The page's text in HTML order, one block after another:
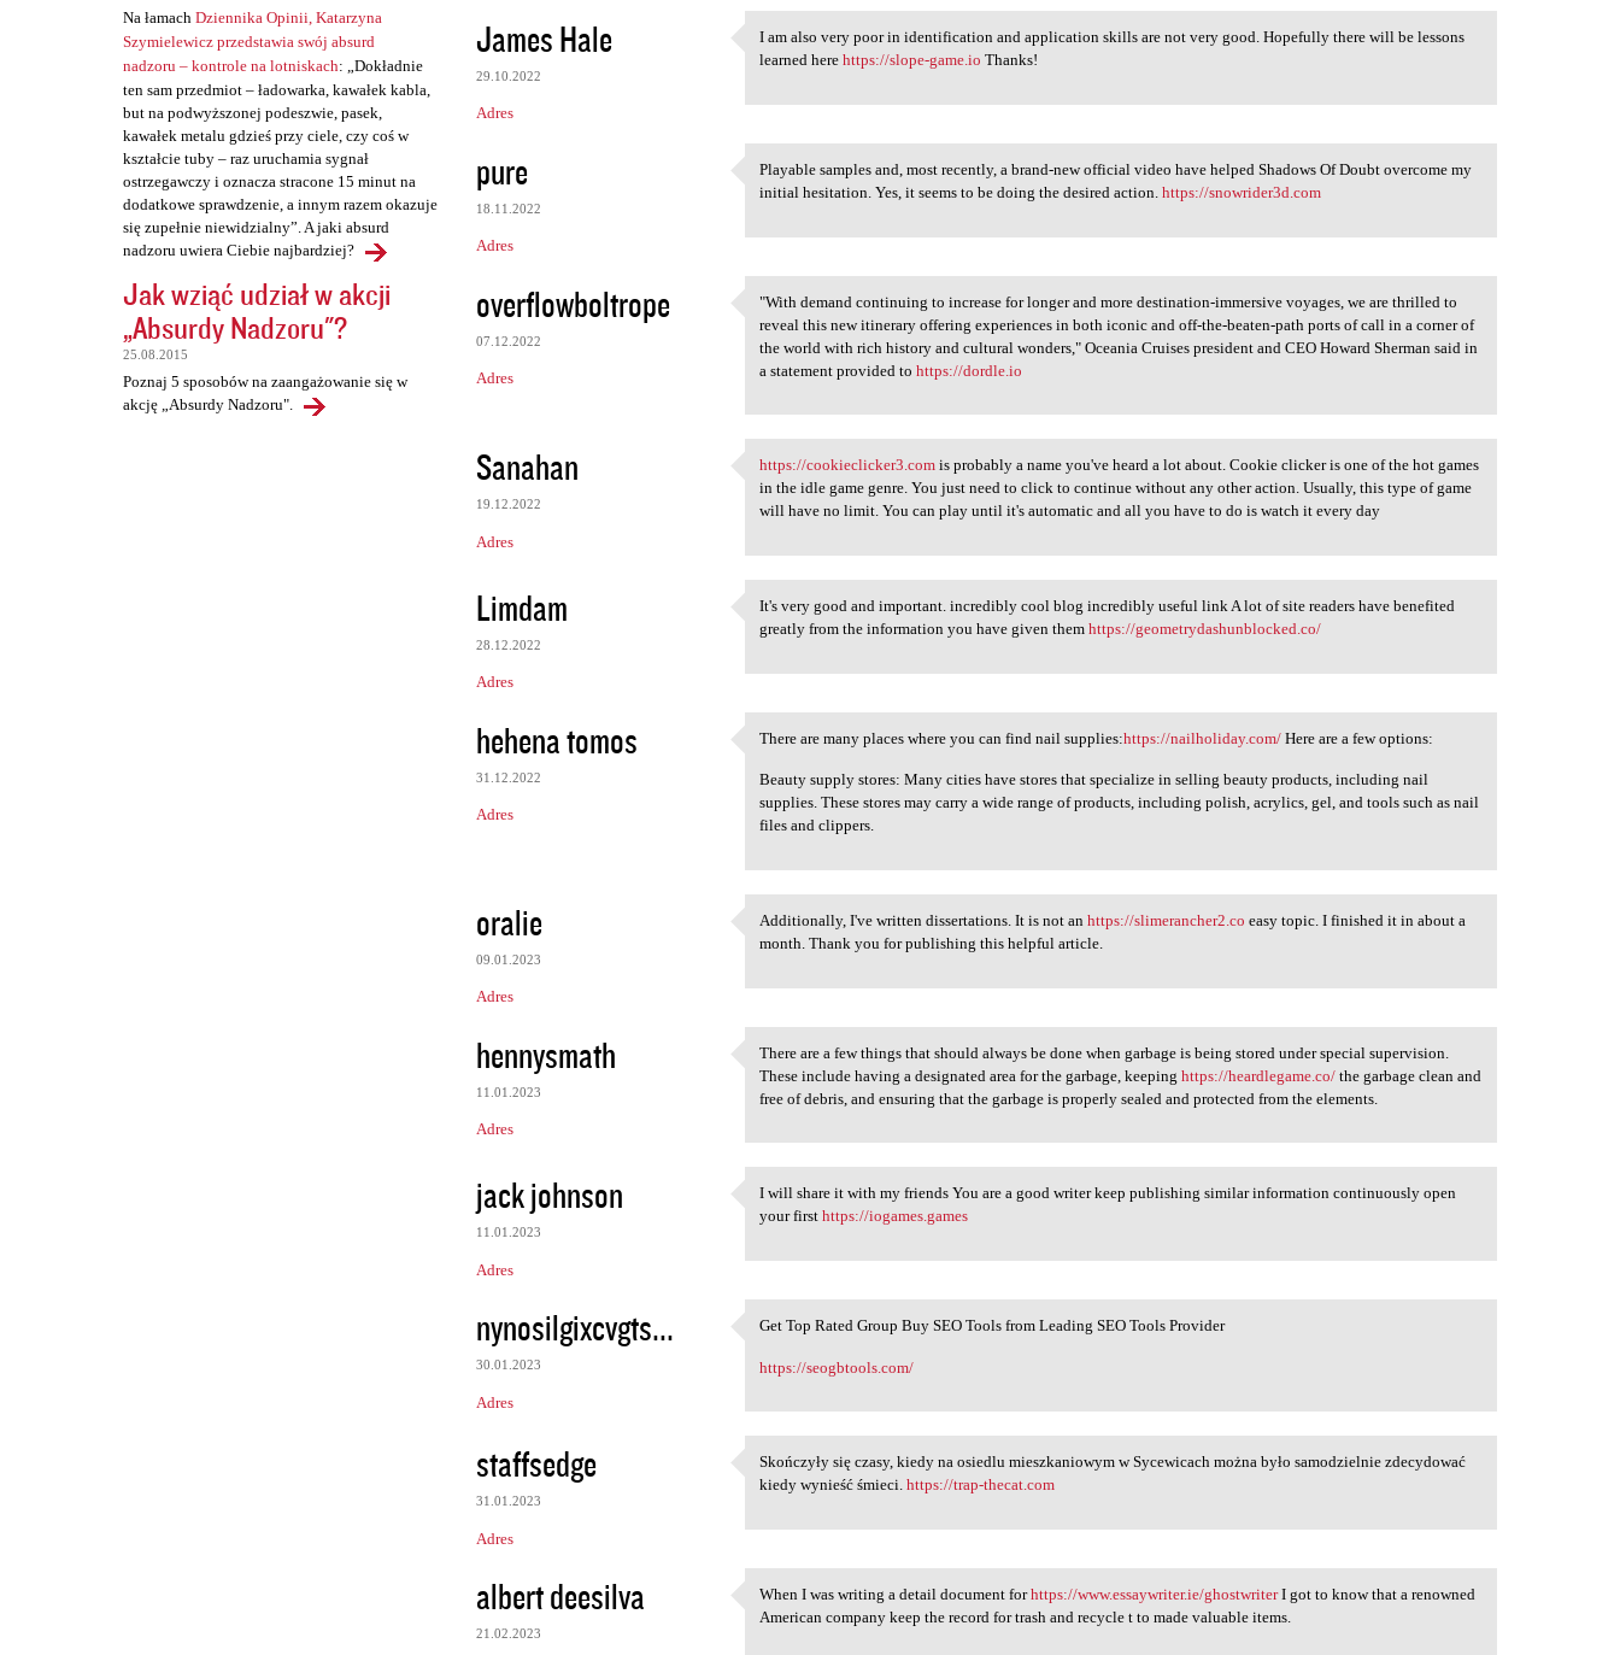
Na łamach Dziennika Opinii, Katarzyna
Szymielewicz przedstawia swój absurd
nadzoru – kontrole na lotniskach: „Dokładnie
ten sam przedmiot – ładowarka, kawałek kabla,
but na podwyższonej podeszwie, pasek,
kawałek metalu gdzieś przy ciele, czy coś w
kształcie tuby – raz uruchamia sygnał
ostrzegawczy i oznacza stracone 15 minut na
dodatkowe sprawdzenie, a innym razem okazuje
się zupełnie niewidzialny”. A jaki absurd
nadzoru uwiera Ciebie najbardziej?
Jak wziąć udział w akcji
„Absurdy Nadzoru"?
25.08.2015
Poznaj 5 sposobów na zaangażowanie się w
akcję „Absurdy Nadzoru".
James Hale
29.10.2022
Adres
I am also very poor in
I am also very poor in identification and application skills are not very good. Hopefully there will be lessons
learned herehttps://slope-game.io Thanks!
pure
18.11.2022
Adres
Playable samples and, most
Playable samples and, most recently, a brand-new official video have helped Shadows Of Doubt overcome my
initial hesitation. Yes, it seems to be doing the desired action.https://snowrider3d.com
overflowboltrope
07.12.2022
Adres
"With demand continuing to
"With demand continuing to increase for longer and more destination-immersive voyages, we are thrilled to
reveal this new itinerary offering experiences in both iconic and off-the-beaten-path ports of call in a corner of
the world with rich history and cultural wonders," Oceania Cruises president and CEO Howard Sherman said in
a statement provided tohttps://dordle.io
Sanahan
19.12.2022
Adres
https://cookieclicker3.com is
https://cookieclicker3.com is probably a name you've heard a lot about. Cookie clicker is one of the hot games
in the idle game genre. You just need to click to continue without any other action. Usually, this type of game
will have no limit. You can play until it's automatic and all you have to do is watch it every day
Limdam
28.12.2022
Adres
It's very good and important.
It's very good and important. incredibly cool blog incredibly useful link A lot of site readers have benefited
greatly from the information you have given themhttps://geometrydashunblocked.co/
hehena tomos
31.12.2022
Adres
There are many places where
There are many places where you can find nail supplies:https://nailholiday.com/ Here are a few options:
Beauty supply stores: Many cities have stores that specialize in selling beauty products, including nail
supplies. These stores may carry a wide range of products, including polish, acrylics, gel, and tools such as nail
files and clippers.
oralie
09.01.2023
Adres
Additionally, I've written
Additionally, I've written dissertations. It is not anhttps://slimerancher2.co easy topic. I finished it in about a
month. Thank you for publishing this helpful article.
hennysmath
11.01.2023
Adres
There are a few things that
There are a few things that should always be done when garbage is being stored under special supervision.
These include having a designated area for the garbage, keepinghttps://heardlegame.co/ the garbage clean and
free of debris, and ensuring that the garbage is properly sealed and protected from the elements.
jack johnson
11.01.2023
Adres
I will share it with my
I will share it with my friends You are a good writer keep publishing similar information continuously open
your firsthttps://iogames.games
nynosilgixcvgts...
30.01.2023
Adres
Get Top Rated Group Buy SEO
Get Top Rated Group Buy SEO Tools from Leading SEO Tools Provider
https://seogbtools.com/
staffsedge
31.01.2023
Adres
Skończyły się czasy, kiedy na
Skończyły się czasy, kiedy na osiedlu mieszkaniowym w Sycewicach można było samodzielnie zdecydować
kiedy wynieść śmieci.https://trap-thecat.com
albert deesilva
21.02.2023
When I was writing a detail
When I was writing a detail document forhttps://www.essaywriter.ie/ghostwriterI got to know that a renowned
American company keep the record for trash and recycle t to made valuable items.